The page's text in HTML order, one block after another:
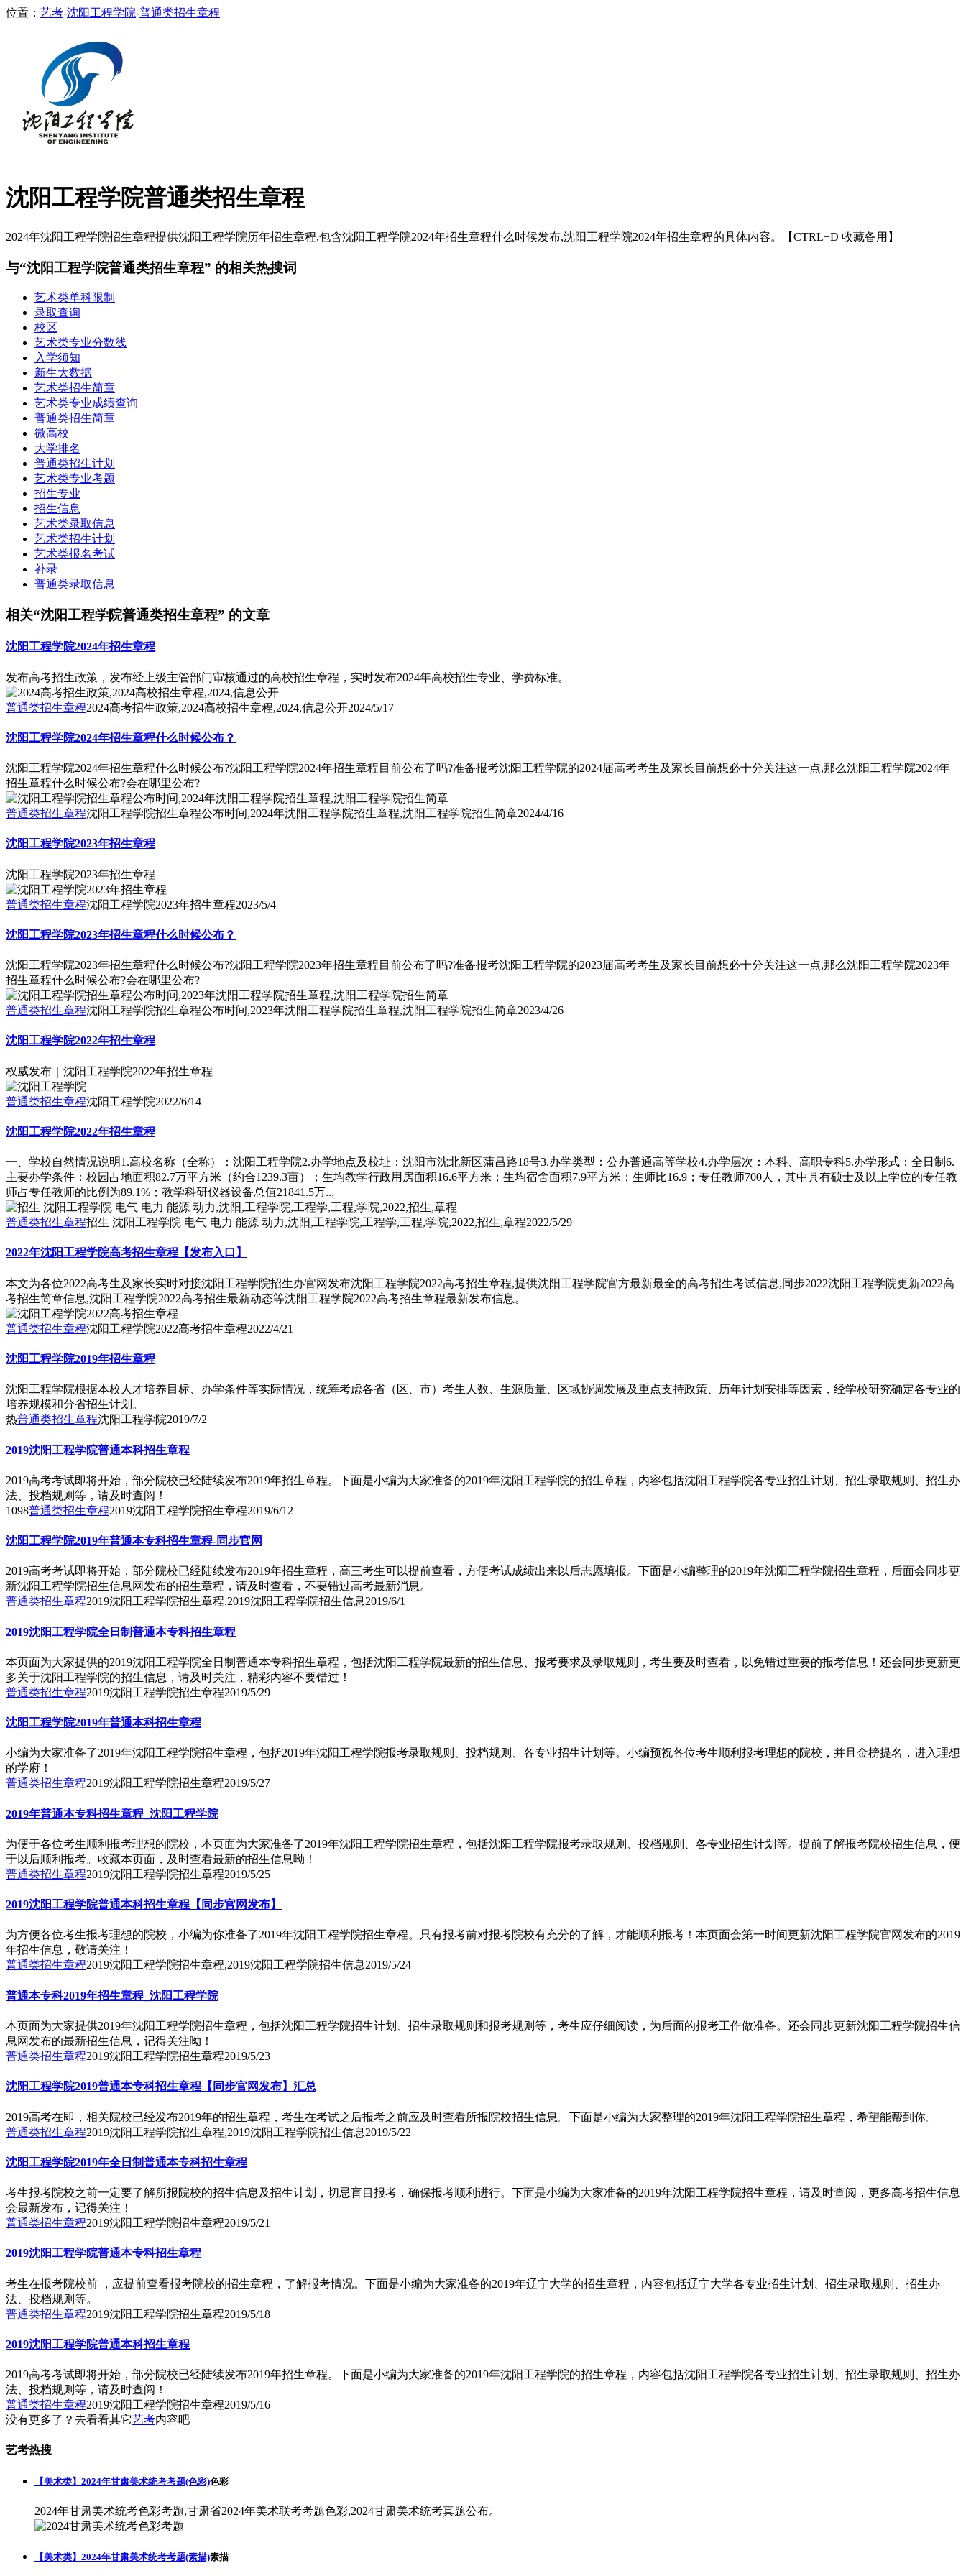
位置： 艺考-沈阳工程学院-普通类招生章程
沈阳工程学院普通类招生章程
2024年沈阳工程学院招生章程提供沈阳工程学院历年招生章程,包含沈阳工程学院2024年招生章程什么时候发布,沈阳工程学院2024年招生章程的具体内容。【CTRL+D 收藏备用】
与“沈阳工程学院普通类招生章程” 的相关热搜词
艺术类单科限制
录取查询
校区
艺术类专业分数线
入学须知
新生大数据
艺术类招生简章
艺术类专业成绩查询
普通类招生简章
微高校
大学排名
普通类招生计划
艺术类专业考题
招生专业
招生信息
艺术类录取信息
艺术类招生计划
艺术类报名考试
补录
普通类录取信息
相关“沈阳工程学院普通类招生章程” 的文章
沈阳工程学院2024年招生章程
发布高考招生政策，发布经上级主管部门审核通过的高校招生章程，实时发布2024年高校招生专业、学费标准。
普通类招生章程2024高考招生政策,2024高校招生章程,2024,信息公开2024/5/17
沈阳工程学院2024年招生章程什么时候公布？
沈阳工程学院2024年招生章程什么时候公布?沈阳工程学院2024年招生章程目前公布了吗?准备报考沈阳工程学院的2024届高考考生及家长目前想必十分关注这一点,那么沈阳工程学院2024年
招生章程什么时候公布?会在哪里公布?
普通类招生章程沈阳工程学院招生章程公布时间,2024年沈阳工程学院招生章程,沈阳工程学院招生简章2024/4/16
沈阳工程学院2023年招生章程
沈阳工程学院2023年招生章程
普通类招生章程沈阳工程学院2023年招生章程2023/5/4
沈阳工程学院2023年招生章程什么时候公布？
沈阳工程学院2023年招生章程什么时候公布?沈阳工程学院2023年招生章程目前公布了吗?准备报考沈阳工程学院的2023届高考考生及家长目前想必十分关注这一点,那么沈阳工程学院2023年
招生章程什么时候公布?会在哪里公布?
普通类招生章程沈阳工程学院招生章程公布时间,2023年沈阳工程学院招生章程,沈阳工程学院招生简章2023/4/26
沈阳工程学院2022年招生章程
权威发布｜沈阳工程学院2022年招生章程
普通类招生章程沈阳工程学院2022/6/14
沈阳工程学院2022年招生章程
一、学校自然情况说明1.高校名称（全称）：沈阳工程学院2.办学地点及校址：沈阳市沈北新区蒲昌路18号3.办学类型：公办普通高等学校4.办学层次：本科、高职专科5.办学形式：全日制6.
主要办学条件：校园占地面积82.7万平方米（约合1239.3亩）；生均教学行政用房面积16.6平方米；生均宿舍面积7.9平方米；生师比16.9；专任教师700人，其中具有硕士及以上学位的专任教
师占专任教师的比例为89.1%；教学科研仪器设备总值21841.5万...
普通类招生章程招生 沈阳工程学院 电气 电力 能源 动力,沈阳,工程学院,工程学,工程,学院,2022,招生,章程2022/5/29
2022年沈阳工程学院高考招生章程【发布入口】
本文为各位2022高考生及家长实时对接沈阳工程学院招生办官网发布沈阳工程学院2022高考招生章程,提供沈阳工程学院官方最新最全的高考招生考试信息,同步2022沈阳工程学院更新2022高
考招生简章信息,沈阳工程学院2022高考招生最新动态等沈阳工程学院2022高考招生章程最新发布信息。
普通类招生章程沈阳工程学院2022高考招生章程2022/4/21
沈阳工程学院2019年招生章程
沈阳工程学院根据本校人才培养目标、办学条件等实际情况，统筹考虑各省（区、市）考生人数、生源质量、区域协调发展及重点支持政策、历年计划安排等因素，经学校研究确定各专业的
培养规模和分省招生计划。
热普通类招生章程沈阳工程学院2019/7/2
2019沈阳工程学院普通本科招生章程
2019高考考试即将开始，部分院校已经陆续发布2019年招生章程。下面是小编为大家准备的2019年沈阳工程学院的招生章程，内容包括沈阳工程学院各专业招生计划、招生录取规则、招生办
法、投档规则等，请及时查阅！
1098普通类招生章程2019沈阳工程学院招生章程2019/6/12
沈阳工程学院2019年普通本专科招生章程-同步官网
2019高考考试即将开始，部分院校已经陆续发布2019年招生章程，高三考生可以提前查看，方便考试成绩出来以后志愿填报。下面是小编整理的2019年沈阳工程学院招生章程，后面会同步更
新沈阳工程学院招生信息网发布的招生章程，请及时查看，不要错过高考最新消息。
普通类招生章程2019沈阳工程学院招生章程,2019沈阳工程学院招生信息2019/6/1
2019沈阳工程学院全日制普通本专科招生章程
本页面为大家提供的2019沈阳工程学院全日制普通本专科招生章程，包括沈阳工程学院最新的招生信息、报考要求及录取规则，考生要及时查看，以免错过重要的报考信息！还会同步更新更
多关于沈阳工程学院的招生信息，请及时关注，精彩内容不要错过！
普通类招生章程2019沈阳工程学院招生章程2019/5/29
沈阳工程学院2019年普通本科招生章程
小编为大家准备了2019年沈阳工程学院招生章程，包括2019年沈阳工程学院报考录取规则、投档规则、各专业招生计划等。小编预祝各位考生顺利报考理想的院校，并且金榜提名，进入理想
的学府！
普通类招生章程2019沈阳工程学院招生章程2019/5/27
2019年普通本专科招生章程_沈阳工程学院
为便于各位考生顺利报考理想的院校，本页面为大家准备了2019年沈阳工程学院招生章程，包括沈阳工程学院报考录取规则、投档规则、各专业招生计划等。提前了解报考院校招生信息，便
于以后顺利报考。收藏本页面，及时查看最新的招生信息呦！
普通类招生章程2019沈阳工程学院招生章程2019/5/25
2019沈阳工程学院普通本科招生章程【同步官网发布】
为方便各位考生报考理想的院校，小编为你准备了2019年沈阳工程学院招生章程。只有报考前对报考院校有充分的了解，才能顺利报考！本页面会第一时间更新沈阳工程学院官网发布的2019
年招生信息，敬请关注！
普通类招生章程2019沈阳工程学院招生章程,2019沈阳工程学院招生信息2019/5/24
普通本专科2019年招生章程_沈阳工程学院
本页面为大家提供2019年沈阳工程学院招生章程，包括沈阳工程学院招生计划、招生录取规则和报考规则等，考生应仔细阅读，为后面的报考工作做准备。还会同步更新沈阳工程学院招生信
息网发布的最新招生信息，记得关注呦！
普通类招生章程2019沈阳工程学院招生章程2019/5/23
沈阳工程学院2019普通本专科招生章程【同步官网发布】汇总
2019高考在即，相关院校已经发布2019年的招生章程，考生在考试之后报考之前应及时查看所报院校招生信息。下面是小编为大家整理的2019年沈阳工程学院招生章程，希望能帮到你。
普通类招生章程2019沈阳工程学院招生章程,2019沈阳工程学院招生信息2019/5/22
沈阳工程学院2019年全日制普通本专科招生章程
考生报考院校之前一定要了解所报院校的招生信息及招生计划，切忌盲目报考，确保报考顺利进行。下面是小编为大家准备的2019年沈阳工程学院招生章程，请及时查阅，更多高考招生信息
会最新发布，记得关注！
普通类招生章程2019沈阳工程学院招生章程2019/5/21
2019沈阳工程学院普通本专科招生章程
考生在报考院校前 ，应提前查看报考院校的招生章程，了解报考情况。下面是小编为大家准备的2019年辽宁大学的招生章程，内容包括辽宁大学各专业招生计划、招生录取规则、招生办
法、投档规则等。
普通类招生章程2019沈阳工程学院招生章程2019/5/18
2019沈阳工程学院普通本科招生章程
2019高考考试即将开始，部分院校已经陆续发布2019年招生章程。下面是小编为大家准备的2019年沈阳工程学院的招生章程，内容包括沈阳工程学院各专业招生计划、招生录取规则、招生办
法、投档规则等，请及时查阅！
普通类招生章程2019沈阳工程学院招生章程2019/5/16
没有更多了？去看看其它艺考内容吧
艺考热搜
【美术类】2024年甘肃美术统考考题(色彩)色彩
2024年甘肃美术统考色彩考题,甘肃省2024年美术联考考题色彩,2024甘肃美术统考真题公布。
【美术类】2024年甘肃美术统考考题(素描)素描